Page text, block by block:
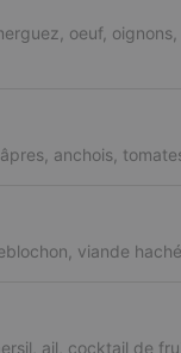
oeuf,
anchois,
viande
ail, cocktail de